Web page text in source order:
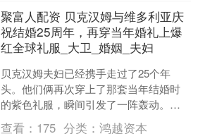
聚富人配资 贝克汉姆与维多利亚庆
祝结婚25周年，再穿当年婚礼上爆
红全球礼服_大卫_婚姻_夫妇
贝克汉姆夫妇已经携手走过了25个年
头。他们俩再次穿上了那套当年结婚时
的紫色礼服，瞬间引发了一阵轰动。岁
月好像对他们特别温柔，即使多年过
查看： 175 分类：鸿越资本